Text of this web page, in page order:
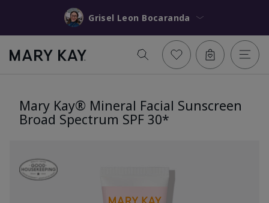
Grisel Leon Bocaranda
Mary Kay® Mineral Facial Sunscreen
Broad Spectrum SPF 30*